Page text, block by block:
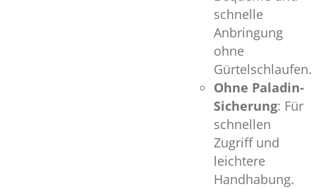
schnelle
Anbringung
ohne
Gürtelschlaufen.
Ohne Paladin-
Sicherung: Für
schnellen
Zugriff und
leichtere
Handhabung.